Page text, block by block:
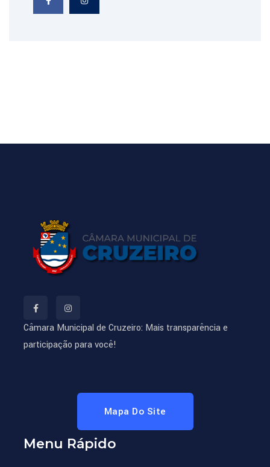
Câmara Municipal de Cruzeiro: Mais transparência e
participação para você!
Mapa Do Site
Menu Rápido